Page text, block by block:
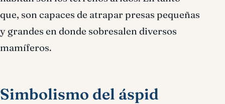
que, son capaces de atrapar presas pequeñas
y grandes en donde sobresalen diversos
mamíferos.
Simbolismo del áspid